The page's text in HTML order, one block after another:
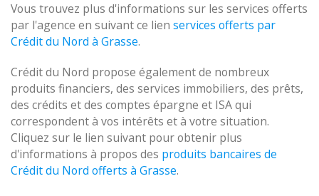
Vous trouvez plus d'informations sur les services offerts
par l'agence en suivant ce lien services offerts par
Crédit du Nord à Grasse.
Crédit du Nord propose également de nombreux
produits financiers, des services immobiliers, des prêts,
des crédits et des comptes épargne et ISA qui
correspondent à vos intérêts et à votre situation.
Cliquez sur le lien suivant pour obtenir plus
d'informations à propos des produits bancaires de
Crédit du Nord offerts à Grasse.